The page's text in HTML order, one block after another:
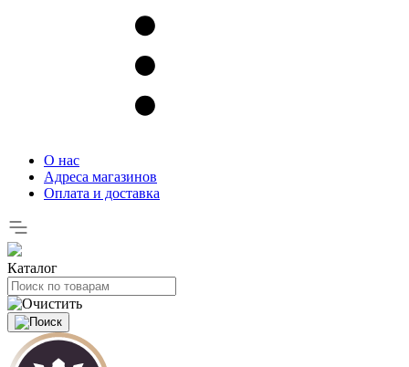
О нас
Адреса магазинов
Оплата и доставка
Каталог